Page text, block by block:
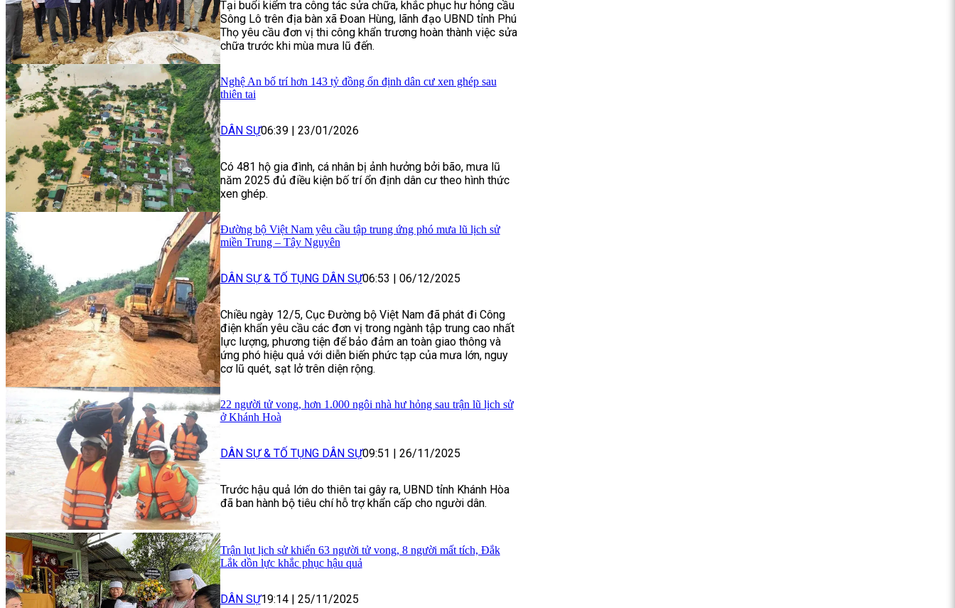
Tại buổi kiểm tra công tác sửa chữa, khắc phục hư hỏng cầu
Sông Lô trên địa bàn xã Đoan Hùng, lãnh đạo UBND tỉnh Phú
Thọ yêu cầu đơn vị thi công khẩn trương hoàn thành việc sửa
chữa trước khi mùa mưa lũ đến.
Nghệ An bố trí hơn 143 tỷ đồng ổn định dân cư xen ghép sau
thiên tai
DÂN SỰ06:39 | 23/01/2026
Có 481 hộ gia đình, cá nhân bị ảnh hưởng bởi bão, mưa lũ
năm 2025 đủ điều kiện bố trí ổn định dân cư theo hình thức
xen ghép.
Đường bộ Việt Nam yêu cầu tập trung ứng phó mưa lũ lịch sử
miền Trung – Tây Nguyên
DÂN SỰ & TỐ TỤNG DÂN SỰ06:53 | 06/12/2025
Chiều ngày 12/5, Cục Đường bộ Việt Nam đã phát đi Công
điện khẩn yêu cầu các đơn vị trong ngành tập trung cao nhất
lực lượng, phương tiện để bảo đảm an toàn giao thông và
ứng phó hiệu quả với diễn biến phức tạp của mưa lớn, nguy
cơ lũ quét, sạt lở trên diện rộng.
22 người tử vong, hơn 1.000 ngôi nhà hư hỏng sau trận lũ lịch sử
ở Khánh Hoà
DÂN SỰ & TỐ TỤNG DÂN SỰ09:51 | 26/11/2025
Trước hậu quả lớn do thiên tai gây ra, UBND tỉnh Khánh Hòa
đã ban hành bộ tiêu chí hỗ trợ khẩn cấp cho người dân.
Trận lụt lịch sử khiến 63 người tử vong, 8 người mất tích, Đắk
Lắk dồn lực khắc phục hậu quả
DÂN SỰ19:14 | 25/11/2025